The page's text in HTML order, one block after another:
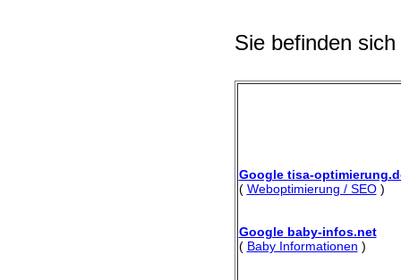
Sie befinden
Google tisa-
( Weboptimierung / SEO)
Google baby-infos.net
( Baby Informationen )